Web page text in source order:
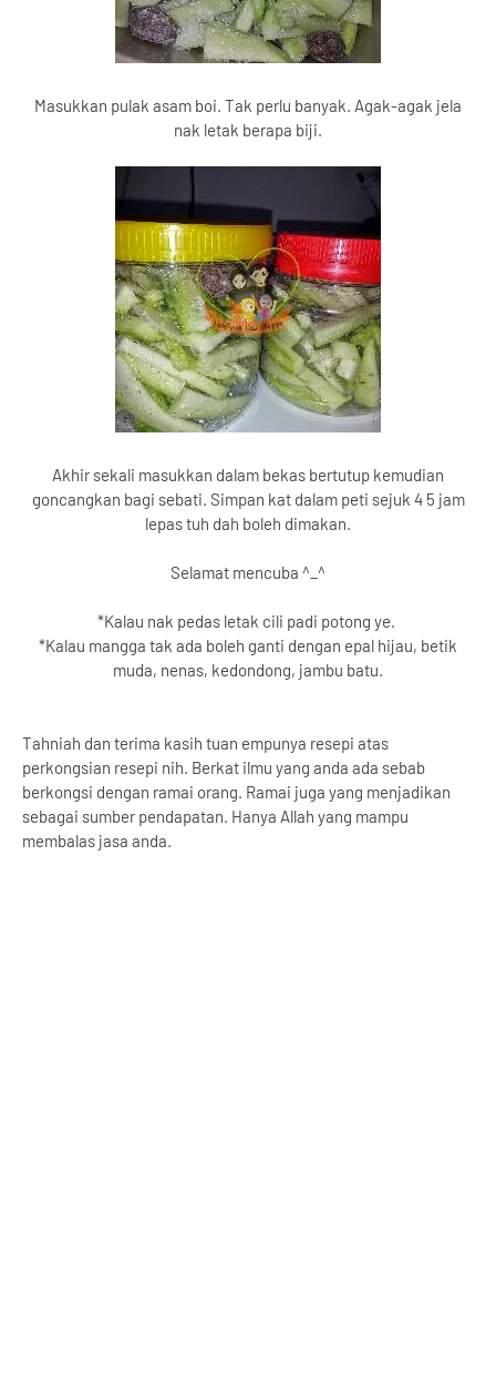
Masukkan pulak asam boi. Tak perlu banyak. Agak-agak jela
nak letak berapa biji.
Akhir sekali masukkan dalam bekas bertutup kemudian
goncangkan bagi sebati. Simpan kat dalam peti sejuk 4 5 jam
lepas tuh dah boleh dimakan.
Selamat mencuba ^_^
*Kalau nak pedas letak cili padi potong ye.
*Kalau mangga tak ada boleh ganti dengan epal hijau, betik
muda, nenas, kedondong, jambu batu.
Tahniah dan terima kasih tuan empunya resepi atas
perkongsian resepi nih. Berkat ilmu yang anda ada sebab
berkongsi dengan ramai orang. Ramai juga yang menjadikan
sebagai sumber pendapatan. Hanya Allah yang mampu
membalas jasa anda.